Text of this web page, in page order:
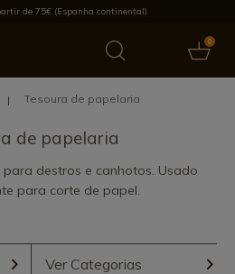
de 75€ (Espanha continental)
0
Oferece Últimas notícias
Tesoura de papelaria
de papelaria
destros e canhotos. Usado
para corte de papel.
Ver Categorias